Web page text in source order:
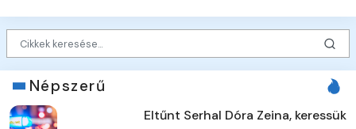
Népszerű
Eltűnt Serhal Dóra Zeina, keressük